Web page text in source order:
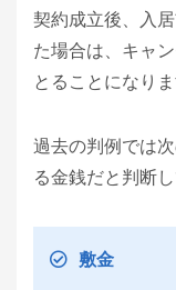
契約成立後、入
た場合は、キャ
とることになりま
過去の判例では
る金銭だと判断し
敷金